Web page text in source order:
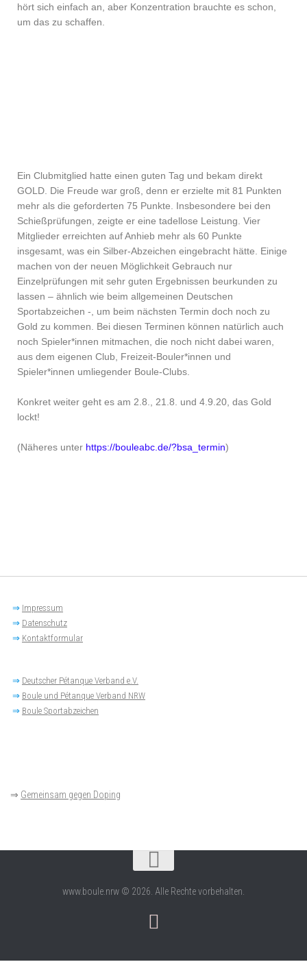
hört sich einfach an, aber Konzentration brauchte es schon,
um das zu schaffen.
Ein Clubmitglied hatte einen guten Tag und bekam direkt
GOLD. Die Freude war groß, denn er erzielte mit 81 Punkten
mehr als die geforderten 75 Punkte. Insbesondere bei den
Schießprüfungen, zeigte er eine tadellose Leistung. Vier
Mitglieder erreichten auf Anhieb mehr als 60 Punkte
insgesamt, was ein Silber-Abzeichen eingebracht hätte. Einige
machen von der neuen Möglichkeit Gebrauch nur
Einzelprüfungen mit sehr guten Ergebnissen beurkunden zu
lassen – ähnlich wie beim allgemeinen Deutschen
Sportabzeichen -, um beim nächsten Termin doch noch zu
Gold zu kommen. Bei diesen Terminen können natürlich auch
noch Spieler*innen mitmachen, die noch nicht dabei waren,
aus dem eigenen Club, Freizeit-Bouler*innen und
Spieler*innen umliegender Boule-Clubs.
Konkret weiter geht es am 2.8., 21.8. und 4.9.20, das Gold
lockt!
(Näheres unter https://bouleabc.de/?bsa_termin)
⇒ Impressum
⇒ Datenschutz
⇒ Kontaktformular
⇒ Deutscher Pétanque Verband e.V.
⇒ Boule und Pétanque Verband NRW
⇒ Boule Sportabzeichen
⇒ Gemeinsam gegen Doping
www.boule.nrw © 2026. Alle Rechte vorbehalten.